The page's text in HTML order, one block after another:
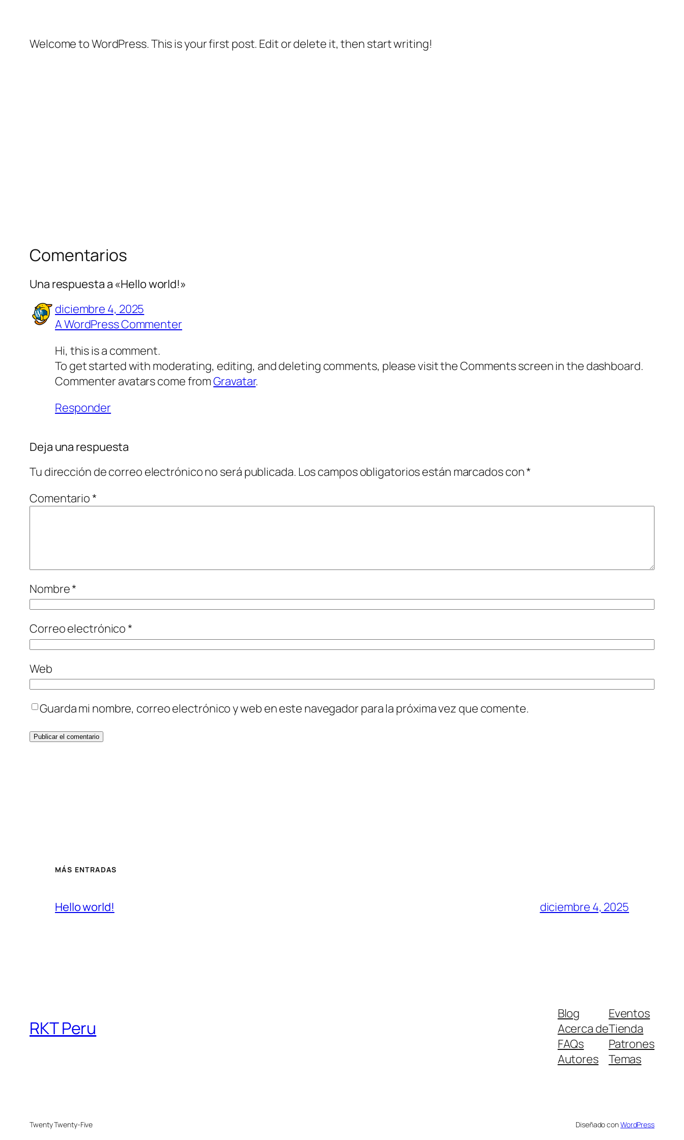
Welcome to WordPress. This is your first post. Edit or delete it, then start writing!
Comentarios
Una respuesta a «Hello world!»
diciembre 4, 2025
A WordPress Commenter
Hi, this is a comment.
To get started with moderating, editing, and deleting comments, please visit the Comments screen in the dashboard.
Commenter avatars come fromGravatar.
Responder
Deja una respuesta
Tu dirección de correo electrónico no será publicada. Los campos obligatorios están marcados con*
Comentario*
Nombre*
Correo electrónico*
Web
Guarda mi nombre, correo electrónico y web en este navegador para la próxima vez que comente.
MÁS ENTRADAS
Hello world! diciembre 4, 2025
RKT Peru
Blog
Acerca de
FAQs
Autores
Eventos
Tienda
Patrones
Temas
Twenty Twenty-Five Diseñado conWordPress